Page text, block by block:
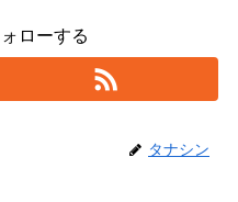
ローする
タナシン